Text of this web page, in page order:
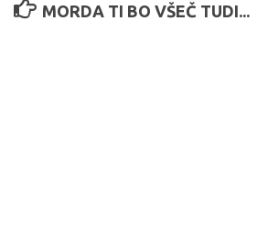
MORDA TI BO VŠEČ TUDI...